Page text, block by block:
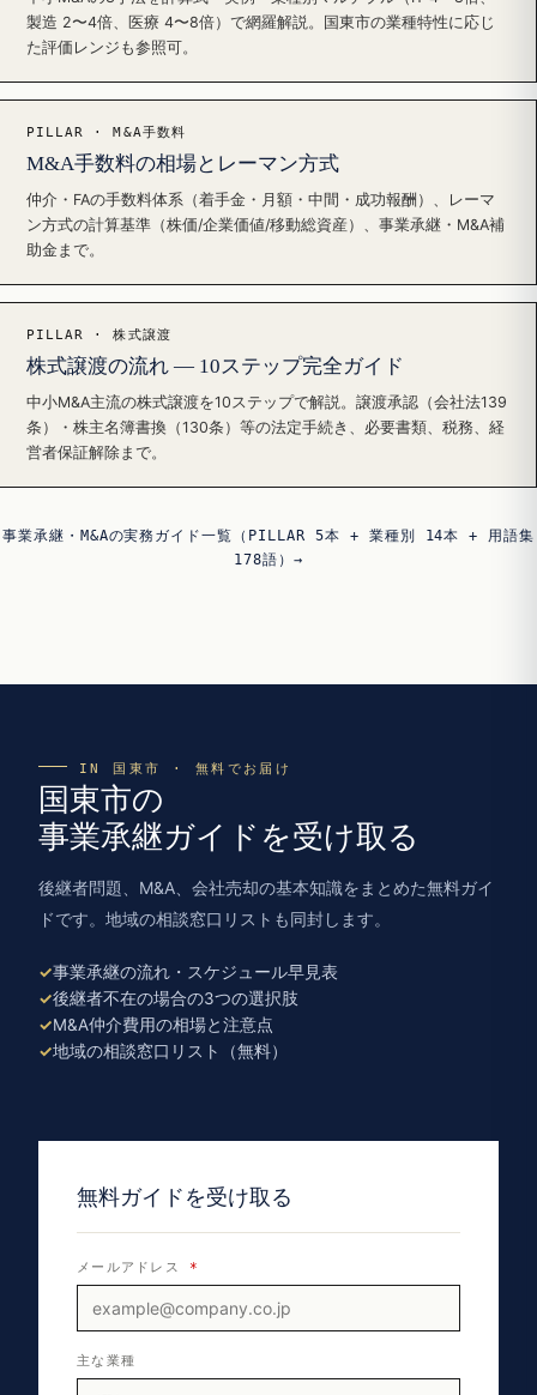
製造 2〜4倍、医療 4〜8倍）で網羅解説。国東市の業種特性に応じ
た評価レンジも参照可。
PILLAR · M&A手数料
M&A手数料の相場とレーマン方式
仲介・FAの手数料体系（着手金・月額・中間・成功報酬）、レーマ
ン方式の計算基準（株価/企業価値/移動総資産）、事業承継・M&A補
助金まで。
PILLAR · 株式譲渡
株式譲渡の流れ — 10ステップ完全ガイド
中小M&A主流の株式譲渡を10ステップで解説。譲渡承認（会社法139
条）・株主名簿書換（130条）等の法定手続き、必要書類、税務、経
営者保証解除まで。
事業承継・M&Aの実務ガイド一覧（PILLAR 5本 + 業種別 14本 + 用語集
178語）→
IN 国東市 · 無料でお届け
国東市の
事業承継ガイドを受け取る
後継者問題、M&A、会社売却の基本知識をまとめた無料ガイ
ドです。地域の相談窓口リストも同封します。
事業承継の流れ・スケジュール早見表
後継者不在の場合の3つの選択肢
M&A仲介費用の相場と注意点
地域の相談窓口リスト（無料）
無料ガイドを受け取る
メールアドレス *
主な業種